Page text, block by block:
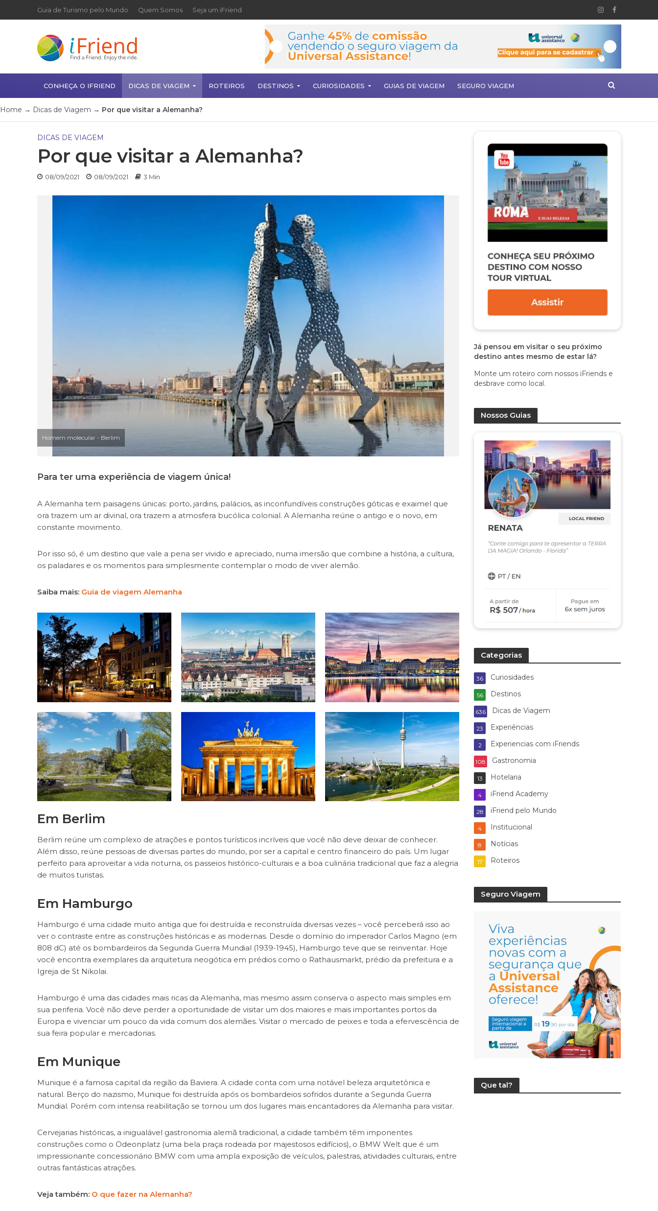
Guia de Turismo pelo Mundo Quem Somos Seja um iFriend
CONHEÇA O IFRIEND DICAS DE VIAGEM ROTEIROS DESTINOS CURIOSIDADES GUIAS DE VIAGEM SEGURO VIAGEM
Home → Dicas de Viagem → Por que visitar a Alemanha?
DICAS DE VIAGEM
Por que visitar a Alemanha?
08/09/2021 08/09/2021 3 Min
Homem molecular - Berlim
Para ter uma experiência de viagem única!
A Alemanha tem paisagens únicas: porto, jardins, palácios, as inconfundíveis construções góticas e exaimel que
ora trazem um ar divinal, ora trazem a atmosfera bucólica colonial. A Alemanha reúne o antigo e o novo, em
constante movimento.
Por isso só, é um destino que vale a pena ser vivido e apreciado, numa imersão que combine a história, a cultura,
os paladares e os momentos para simplesmente contemplar o modo de viver alemão.
Saiba mais: Guia de viagem Alemanha
Em Berlim
Berlim reúne um complexo de atrações e pontos turísticos incríveis que você não deve deixar de conhecer.
Além disso, reúne pessoas de diversas partes do mundo, por ser a capital e centro financeiro do país. Um lugar
perfeito para aproveitar a vida noturna, os passeios histórico-culturais e a boa culinária tradicional que faz a alegria
de muitos turistas.
Em Hamburgo
Hamburgo é uma cidade muito antiga que foi destruída e reconstruída diversas vezes – você perceberá isso ao
ver o contraste entre as construções históricas e as modernas. Desde o domínio do imperador Carlos Magno (em
808 dC) até os bombardeiros da Segunda Guerra Mundial (1939-1945), Hamburgo teve que se reinventar. Hoje
você encontra exemplares da arquitetura neogótica em prédios como o Rathausmarkt, prédio da prefeitura e a
Igreja de St Nikolai.
Hamburgo é uma das cidades mais ricas da Alemanha, mas mesmo assim conserva o aspecto mais simples em
sua periferia. Você não deve perder a oportunidade de visitar um dos maiores e mais importantes portos da
Europa e vivenciar um pouco da vida comum dos alemães. Visitar o mercado de peixes e toda a efervescência de
sua feira popular e mercadorias.
Em Munique
Munique é a famosa capital da região da Baviera. A cidade conta com uma notável beleza arquitetônica e
natural. Berço do nazismo, Munique foi destruída após os bombardeios sofridos durante a Segunda Guerra
Mundial. Porém com intensa reabilitação se tornou um dos lugares mais encantadores da Alemanha para visitar.
Cervejarias históricas, a inigualável gastronomia alemã tradicional, a cidade também têm imponentes
construções como o Odeonplatz (uma bela praça rodeada por majestosos edifícios), o BMW Welt que é um
impressionante concessionário BMW com uma ampla exposição de veículos, palestras, atividades culturais, entre
outras fantásticas atrações.
Veja também:O que fazer na Alemanha?
Já pensou em visitar o seu próximo
destino antes mesmo de estar lá?
Monte um roteiro com nossos iFriends e
desbrave como local.
Nossos Guias
Categorias
Curiosidades
36
Destinos
56
Dicas de Viagem
636
Experiências
23
Experiencias com iFriends
2
Gastronomia
108
Hotelaria
13
iFriend Academy
4
iFriend pelo Mundo
28
Institucional
4
Notícias
8
Roteiros
17
Seguro Viagem
Que tal?